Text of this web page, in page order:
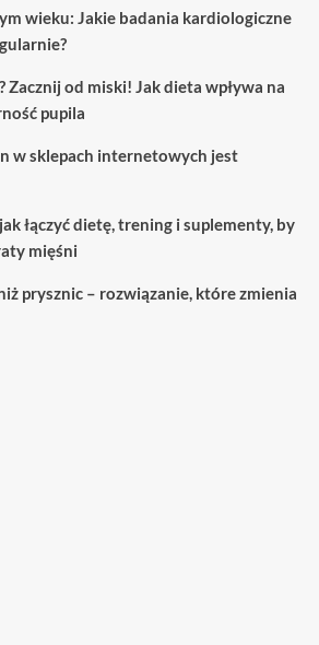
wieku: Jakie badania kardiologiczne
Zacznij od miski! Jak dieta wpływa na
pupila
w sklepach internetowych jest
łączyć dietę, trening i suplementy, by
mięśni
prysznic – rozwiązanie, które zmienia